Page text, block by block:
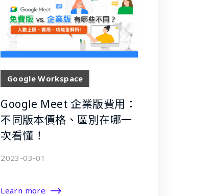
Google Workspace
Google Meet 企業版費用：
不同版本價格、區別在哪一
次看懂！
2023-03-01
Learn more